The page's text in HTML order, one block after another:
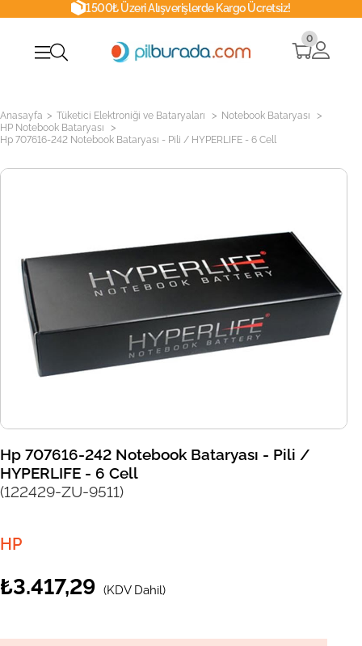
1500₺ Üzeri Alışverişlerde Kargo Ücretsiz!
0
Anasayfa > Tüketici Elektroniği ve Bataryaları > Notebook Bataryası >
HP Notebook Bataryası >
Hp 707616-242 Notebook Bataryası - Pili / HYPERLIFE - 6 Cell
Hp 707616-242 Notebook Bataryası - Pili /
HYPERLIFE - 6 Cell
(122429-ZU-9511)
HP
₺3.417,29 (KDV Dahil)